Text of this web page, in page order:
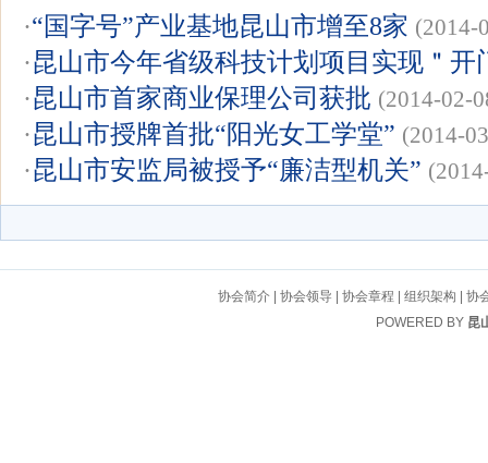
·“国字号”产业基地昆山市增至8家 (2014-
·昆山市今年省级科技计划项目实现＂开
·昆山市首家商业保理公司获批 (2014-02-
·昆山市授牌首批“阳光女工学堂” (2014-
·昆山市安监局被授予“廉洁型机关”
协会简介 |协会领导 |协会章程 |组织架构 |协
POWERED BY 昆